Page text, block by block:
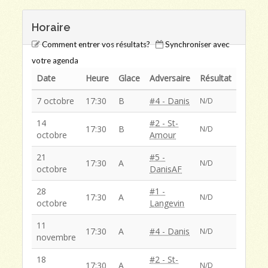
Horaire
Comment entrer vos résultats?
Synchroniser avec
votre agenda
Date Heure Glace Adversaire
Résultat
7 octobre
17:30 B #4 - Danis N/D
14
octobre
17:30 B
#2 - St-
Amour
N/D
21
octobre
17:30 A
#5 -
DanisAF
N/D
28
octobre
17:30 A
#1 -
Langevin
N/D
11
novembre
17:30 A #4 - Danis N/D
18
17:30 A
#2 - St-
N/D